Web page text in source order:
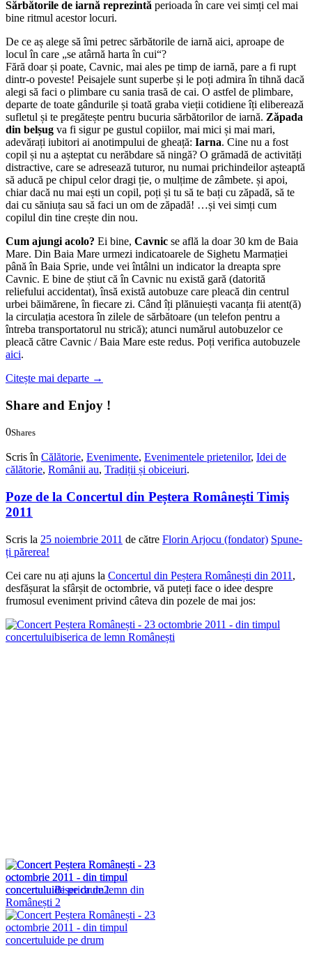
Sărbătorile de iarnă reprezintă perioada în care vei simți cel mai
bine ritmul acestor locuri.
De ce aș alege să îmi petrec sărbătorile de iarnă aici, aproape de
locul în care „se atârnă harta în cui“?
Fără doar și poate, Cavnic, mai ales pe timp de iarnă, pare a fi rupt
dintr-o poveste! Peisajele sunt superbe și le poți admira în tihnă dacă
alegi să faci o plimbare cu sania trasă de cai. O astfel de plimbare,
departe de toate gândurile și toată graba vieții cotidiene îți eliberează
sufletul și te pregătește pentru bucuria sărbătorilor de iarnă. Zăpada
din belșug va fi sigur pe gustul copiilor, mai mici și mai mari,
adevărați iubitori ai anotimpului de gheață: Iarna. Cine nu a fost
copil și nu a așteptat cu nerăbdare să ningă? O grămadă de activități
distractive, care se adresează tuturor, nu numai prichindeilor așteaptă
să aducă pe chipul celor dragi ție, o mulțime de zâmbete. și apoi,
chiar dacă nu mai ești un copil, poți și tu să te bați cu zăpadă, să te
dai cu săniuța sau să faci un om de zăpadă! …și vei simți cum
copilul din tine crește din nou.
Cum ajungi acolo? Ei bine, Cavnic se află la doar 30 km de Baia
Mare. Din Baia Mare urmezi indicatoarele de Sighetu Marmației
până în Baia Sprie, unde vei întâlni un indicator la dreapta spre
Cavnic. E bine de știut că în Cavnic nu există gară (datorită
reliefului accidentat), însă există autobuze care pleacă din centrul
urbei băimărene, în fiecare zi. Când îți plănuiești vacanța fii atent(ă)
la circulația acestora în zilele de sărbătoare (un telefon pentru a
întreba transportatorul nu strică); atunci numărul autobuzelor ce
pleacă către Cavnic / Baia Mare este redus. Poți verifica autobuzele
aici.
Citește mai departe →
Share and Enjoy !
0Shares
Scris în Călătorie, Evenimente, Evenimentele prietenilor, Idei de
călătorie, Românii au, Tradiții și obiceiuri.
Poze de la Concertul din Peștera Românești Timiș
2011
Scris la 25 noiembrie 2011 de către Florin Arjocu (fondator) Spune-
ți părerea!
Cei care nu ați ajuns la Concertul din Peștera Românești din 2011 ,
desfășurat la sfârșit de octombrie, vă puteți face o idee despre
frumosul eveniment privind câteva din pozele de mai jos: